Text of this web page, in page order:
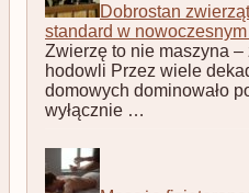
Dobrostan
standard w
Zwierzę to nie maszyna
hodowli Przez wiele
domowych dominowało
wyłącznie …